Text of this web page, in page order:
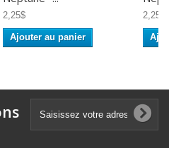
2,25$
Ajouter au panier
2,25$